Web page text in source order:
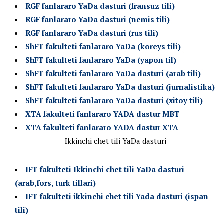
RGF fanlararo YaDa dasturi (fransuz tili)
RGF fanlararo YaDa dasturi (nemis tili)
RGF fanlararo YaDa dasturi (rus tili)
ShFT fakulteti fanlararo YaDa (koreys tili)
ShFT fakulteti fanlararo YaDa (yapon til)
ShFT fakulteti fanlararo YaDa dasturi (arab tili)
ShFT fakulteti fanlararo YaDa dasturi (jurnalistika)
ShFT fakulteti fanlararo YaDa dasturi (xitoy tili)
XTA fakulteti fanlararo YADA dastur MBT
XTA fakulteti fanlararo YADA dastur XTA
Ikkinchi chet tili YaDa dasturi
IFT fakulteti Ikkinchi chet tili YaDa dasturi
(arab,fors, turk tillari)
IFT fakulteti ikkinchi chet tili Yada dasturi (ispan
tili)